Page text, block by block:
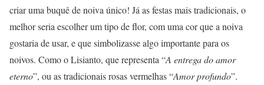
criar uma buquê de noiva único! Já as festas mais tradicionais, o
melhor seria escolher um tipo de flor, com uma cor que a noiva
gostaria de usar, e que simbolizasse algo importante para os
noivos. Como o Lisianto, que representa “A entrega do amor
eterno”, ou as tradicionais rosas vermelhas “Amor profundo”.